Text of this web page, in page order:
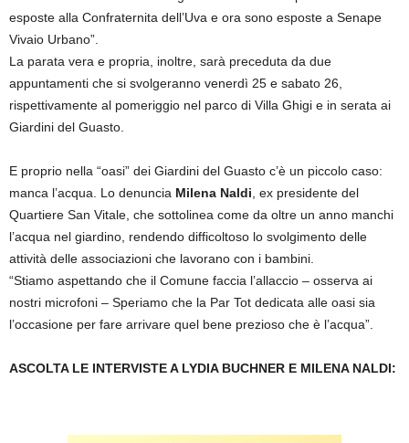
esposte alla Confraternita dell’Uva e ora sono esposte a Senape
Vivaio Urbano”.
La parata vera e propria, inoltre, sarà preceduta da due
appuntamenti che si svolgeranno venerdì 25 e sabato 26,
rispettivamente al pomeriggio nel parco di Villa Ghigi e in serata ai
Giardini del Guasto.
E proprio nella “oasi” dei Giardini del Guasto c’è un piccolo caso:
manca l’acqua. Lo denuncia Milena Naldi, ex presidente del
Quartiere San Vitale, che sottolinea come da oltre un anno manchi
l’acqua nel giardino, rendendo difficoltoso lo svolgimento delle
attività delle associazioni che lavorano con i bambini.
“Stiamo aspettando che il Comune faccia l’allaccio – osserva ai
nostri microfoni – Speriamo che la Par Tot dedicata alle oasi sia
l’occasione per fare arrivare quel bene prezioso che è l’acqua”.
ASCOLTA LE INTERVISTE A LYDIA BUCHNER E MILENA NALDI: